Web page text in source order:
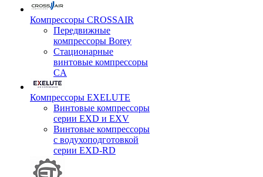
Компрессоры CROSSAIR
Передвижные
компрессоры Borey
Стационарные
винтовые компрессоры
CA
Компрессоры EXELUTE
Винтовые компрессоры
серии EXD и EXV
Винтовые компрессоры
с водухоподготовкой
серии EXD-RD